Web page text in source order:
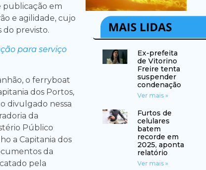
publicação em
e agilidade, cujo
do previsto.
para serviço
o ferryboat
dos Portos,
divulgado nessa
da
Público
a Capitania dos
da
pela
Ex-prefeita
de Vitorino
Freire tenta
suspender
condenação
Ver mais »
Furtos de
celulares
batem
recorde em
2025, aponta
relatório
Ver mais »